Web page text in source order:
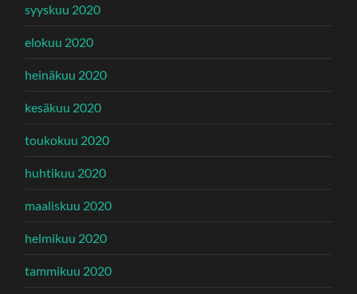
syyskuu 2020
elokuu 2020
heinäkuu 2020
kesäkuu 2020
toukokuu 2020
huhtikuu 2020
maaliskuu 2020
helmikuu 2020
tammikuu 2020